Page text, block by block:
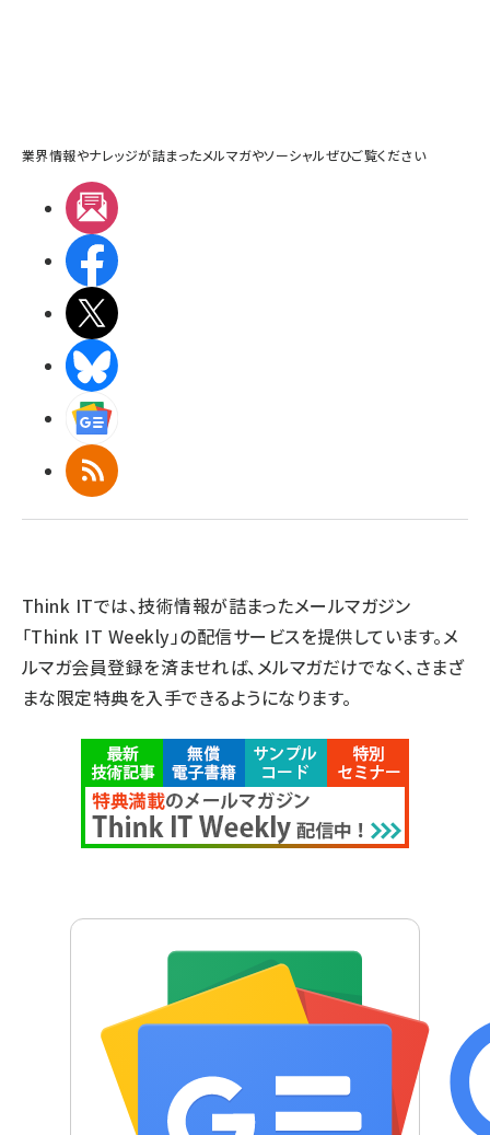
業界情報やナレッジが詰まったメルマガやソーシャルぜひご覧ください
RSS
Think ITでは、技術情報が詰まったメールマガジン
「Think IT Weekly」の配信サービスを提供しています。メ
ルマガ会員登録を済ませれば、メルマガだけでなく、さまざ
まな限定特典を入手できるようになります。